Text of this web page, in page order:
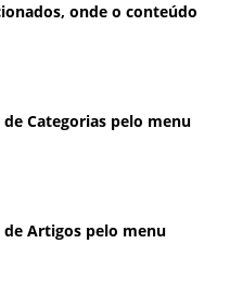
onde o conteúdo
Categorias pelo menu
Artigos pelo menu